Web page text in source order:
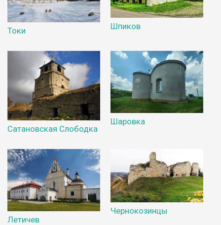
Токи Шпиков
Сатановская Слободка
Шаровка
Летичев
Чернокозинцы